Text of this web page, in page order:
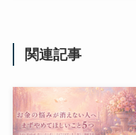
関連記事